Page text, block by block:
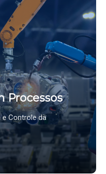
Processos
e Controle da